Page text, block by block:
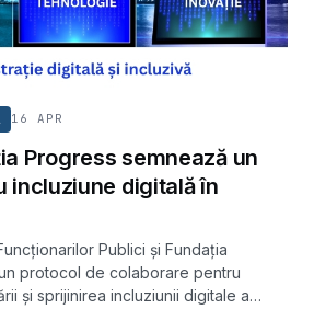
16 APR
Progress semnează un
incluziune digitală în
Publici și Fundația
protocol de colaborare pentru
și sprijinirea incluziunii digitale a